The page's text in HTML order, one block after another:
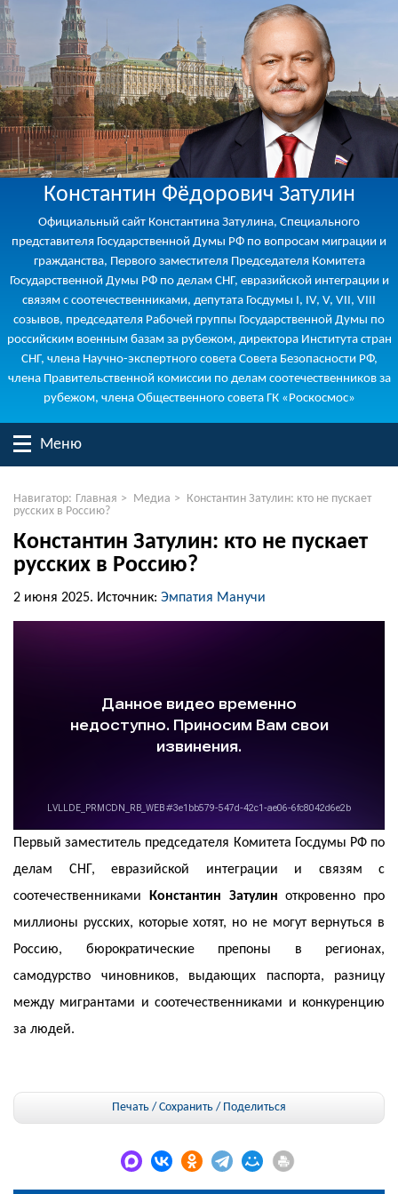
Константин Фёдорович Затулин
Официальный сайт Константина Затулина, Специального
представителя Государственной Думы РФ по вопросам миграции и
гражданства, Первого заместителя Председателя Комитета
Государственной Думы РФ по делам СНГ, евразийской интеграции и
связям с соотечественниками, депутата Госдумы I, IV, V, VII, VIII
созывов, председателя Рабочей группы Государственной Думы по
российским военным базам за рубежом, директора Института стран
СНГ, члена Научно-экспертного совета Совета Безопасности РФ,
члена Правительственной комиссии по делам соотечественников за
рубежом, члена Общественного совета ГК «Роскосмос»
Меню
Навигатор: Главная > Медиа > Константин Затулин: кто не пускает
русских в Россию?
Константин Затулин: кто не пускает
русских в Россию?
2 июня 2025. Источник: Эмпатия Манучи
Первый заместитель председателя Комитета Госдумы РФ по
делам СНГ, евразийской интеграции и связям с
соотечественниками
Константин Затулин откровенно про
миллионы русских, которые хотят, но не могут вернуться в
Россию, бюрократические препоны в регионах,
самодурство чиновников, выдающих паспорта, разницу
между мигрантами и соотечественниками и конкуренцию
за людей.
Печать / Сохранить / Поделиться